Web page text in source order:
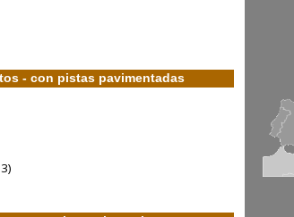
- con pistas pavimentadas